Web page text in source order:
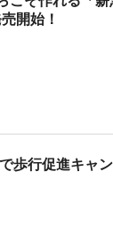
開始！
歩行促進キャ